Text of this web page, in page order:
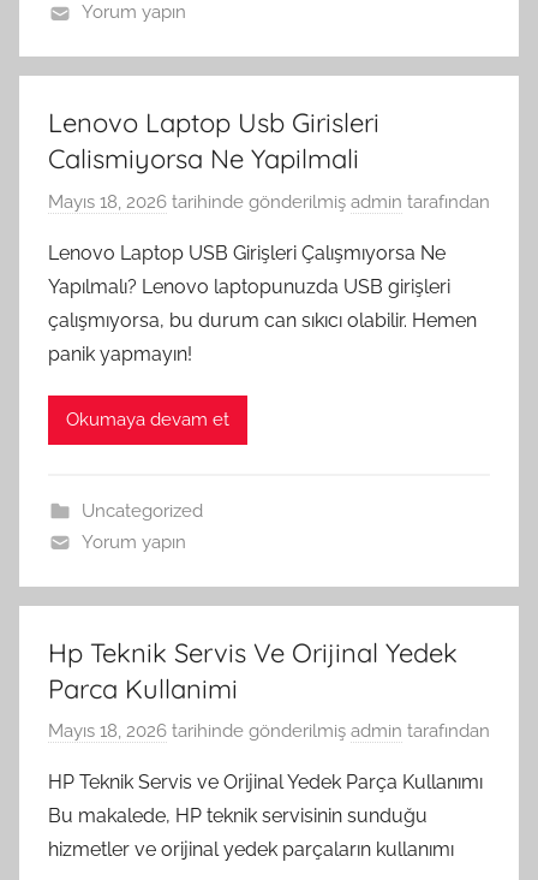
Yorum yapın
Lenovo Laptop Usb Girisleri
Calismiyorsa Ne Yapilmali
Mayıs 18, 2026 tarihinde gönderilmiş admin tarafından
Lenovo Laptop USB Girişleri Çalışmıyorsa Ne
Yapılmalı? Lenovo laptopunuzda USB girişleri
çalışmıyorsa, bu durum can sıkıcı olabilir. Hemen
panik yapmayın!
Okumaya devam et
Uncategorized
Yorum yapın
Hp Teknik Servis Ve Orijinal Yedek
Parca Kullanimi
Mayıs 18, 2026 tarihinde gönderilmiş admin tarafından
HP Teknik Servis ve Orijinal Yedek Parça Kullanımı
Bu makalede, HP teknik servisinin sunduğu
hizmetler ve orijinal yedek parçaların kullanımı